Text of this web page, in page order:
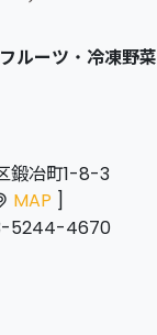
ルーツ ・ 冷凍野菜
鍛冶町1-8-3
MAP ]
5244-4670